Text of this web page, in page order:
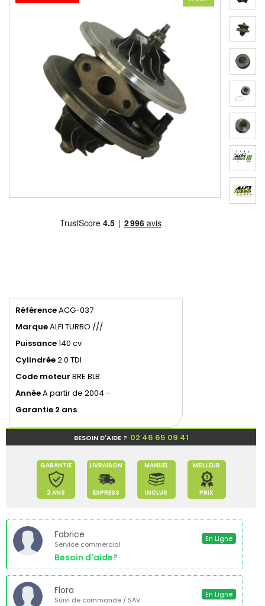
RéférenceACG-037
MarqueALFI TURBO ///
Puissance140 cv
Cylindrée2.0 TDI
Code moteur BRE BLB
AnnéeA partir de 2004 -
Garantie 2 ans
BESOIN D'AIDE ? 02 46 65 09 41
GARANTIE
2 ANS
LIVRAISON
EXPRESS
MANUEL
INCLUS
MEILLEUR
PRIX
Fabrice
Service commercial
Besoin d'aide?
En Ligne
Flora
Suivi de commande / SAV
En Ligne